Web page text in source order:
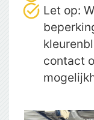
Let op:
contact